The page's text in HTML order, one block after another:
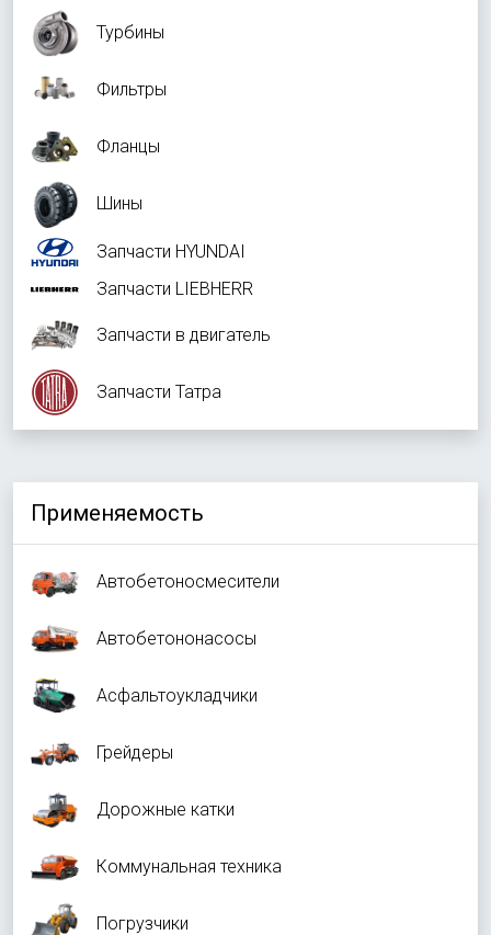
Турбины
Фильтры
Фланцы
Шины
Запчасти HYUNDAI
Запчасти LIEBHERR
Запчасти в двигатель
Запчасти Татра
Применяемость
Автобетоносмесители
Автобетононасосы
Асфальтоукладчики
Грейдеры
Дорожные катки
Коммунальная техника
Погрузчики